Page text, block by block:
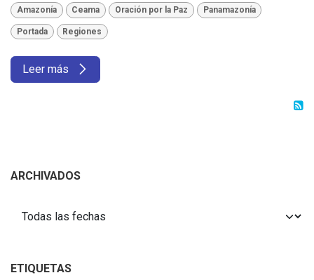
Amazonía Ceama Oración por la Paz Panamazonía
Portada Regiones
Leer más
ARCHIVADOS
ETIQUETAS